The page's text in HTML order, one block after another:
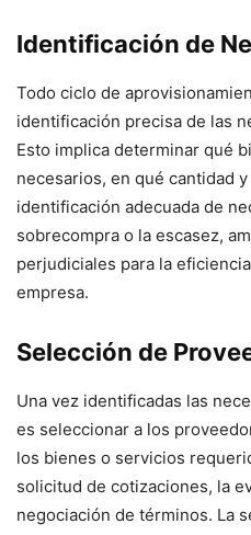
Identificación de
Todo ciclo de
identificación precisa de las
Esto implica determinar qué
necesarios, en qué cantidad
identificación adecuada de
sobrecompra o la escasez,
perjudiciales para la
empresa.
Selección de
Una vez identificadas las
es seleccionar a los
los bienes o servicios
solicitud de cotizaciones, la
negociación de términos. La